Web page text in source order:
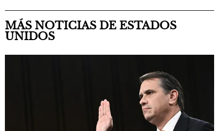
MÁS NOTICIAS DE ESTADOS
UNIDOS